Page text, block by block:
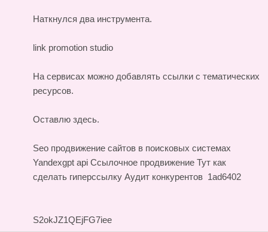
Наткнулся два инструмента.
link promotion studio
На сервисах можно добавлять ссылки с тематических
ресурсов.
Оставлю здесь.
Seo продвижение сайтов в поисковых системах
Yandexgpt api Ссылочное продвижение Тут как
сделать гиперссылку Аудит конкурентов 1ad6402
S2okJZ1QEjFG7iee